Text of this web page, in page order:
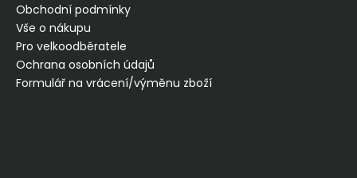
Obchodní podmínky
Vše o nákupu
Pro velkoodběratele
Ochrana osobních údajů
Formulář na vrácení/výměnu zboží